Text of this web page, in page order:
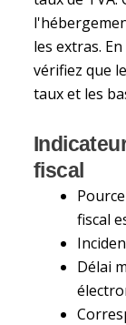
les extras.
vérifiez que
taux et les
fiscal
fiscal
Délai